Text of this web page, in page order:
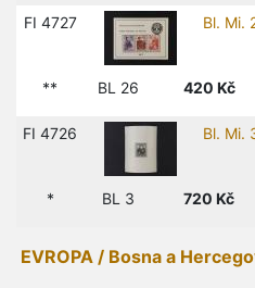
FI 4727 Bl. Mi.
** BL 26 420 Kč
FI 4726 Bl. Mi.
* BL 3 720 Kč
EVROPA / Bosna a